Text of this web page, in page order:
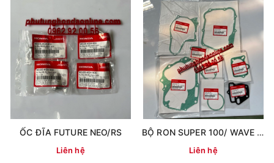
ỐC ĐĨA FUTURE NEO/RS
Liên hệ
BỘ RON SUPER 100/ WAVE 100 ( 8 RON)
Liên hệ